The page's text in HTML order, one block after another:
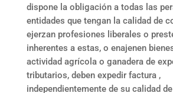
dispone la obligación a todas las
entidades que tengan la calidad de
ejerzan profesiones liberales o
inherentes a estas, o enajenen
actividad agrícola o ganadera de
tributarios, deben expedir factura ,
independientemente de su calidad